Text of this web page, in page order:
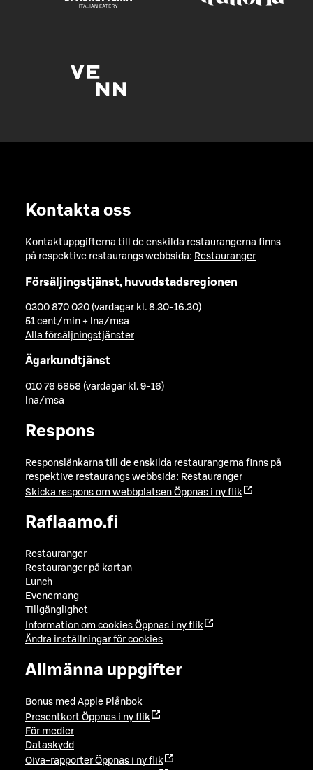
Kontakta oss
Kontaktuppgifterna till de enskilda restaurangerna finns
på respektive restaurangs webbsida: Restauranger
Försäljingstjänst, huvudstadsregionen
0300 870 020 (vardagar kl. 8.30-16.30)
51 cent/min + lna/msa
Alla försäljningstjänster
Ägarkundtjänst
010 76 5858 (vardagar kl. 9-16)
lna/msa
Respons
Responslänkarna till de enskilda restaurangerna finns på
respektive restaurangs webbsida: Restauranger
Skicka respons om webbplatsen Öppnas i ny flik
Raflaamo.fi
Restauranger
Restauranger på kartan
Lunch
Evenemang
Tillgänglighet
Information om cookies Öppnas i ny flik
Ändra inställningar för cookies
Allmänna uppgifter
Bonus med Apple Plånbok
Presentkort Öppnas i ny flik
För medier
Dataskydd
Oiva-rapporter Öppnas i ny flik